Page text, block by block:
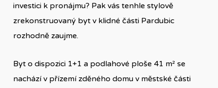
investici k pronájmu? Pak vás tenhle stylově
zrekonstruovaný byt v klidné části Pardubic
rozhodně zaujme.
Byt o dispozici 1+1 a podlahové ploše 41 m² se
nachází v přízemí zděného domu v městské části